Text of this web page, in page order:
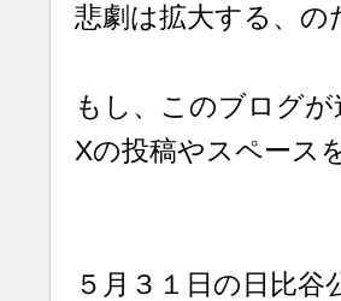
悲劇は拡大する、の
もし、このブログ
Xの投稿やスペース
５月３１日の日比